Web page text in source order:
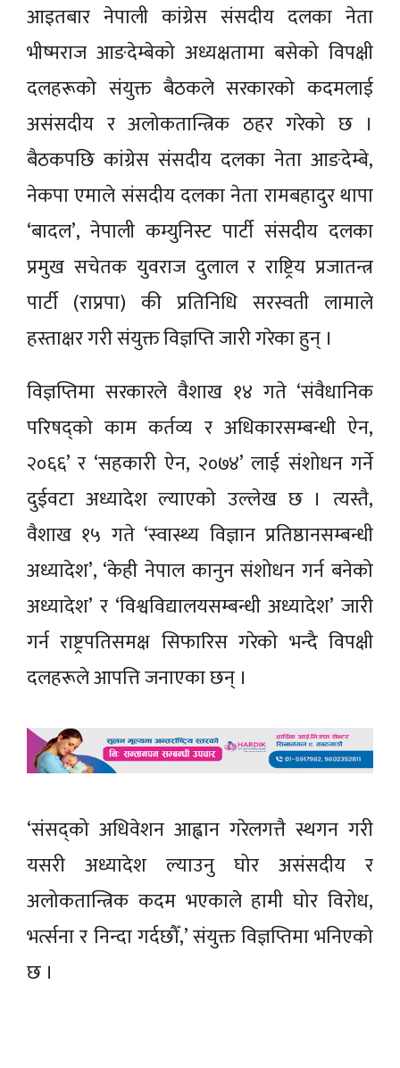
आइतबार नेपाली कांग्रेस संसदीय दलका नेता
भीष्मराज आङदेम्बेको अध्यक्षतामा बसेको विपक्षी
दलहरूको संयुक्त बैठकले सरकारको कदमलाई
असंसदीय र अलोकतान्त्रिक ठहर गरेको छ ।
बैठकपछि कांग्रेस संसदीय दलका नेता आङदेम्बे,
नेकपा एमाले संसदीय दलका नेता रामबहादुर थापा
‘बादल’, नेपाली कम्युनिस्ट पार्टी संसदीय दलका
प्रमुख सचेतक युवराज दुलाल र राष्ट्रिय प्रजातन्त्र
पार्टी (राप्रपा) की प्रतिनिधि सरस्वती लामाले
हस्ताक्षर गरी संयुक्त विज्ञप्ति जारी गरेका हुन् ।
विज्ञप्तिमा सरकारले वैशाख १४ गते ‘संवैधानिक
परिषद्को काम कर्तव्य र अधिकारसम्बन्धी ऐन,
२०६६’ र ‘सहकारी ऐन, २०७४’ लाई संशोधन गर्ने
दुईवटा अध्यादेश ल्याएको उल्लेख छ । त्यस्तै,
वैशाख १५ गते ‘स्वास्थ्य विज्ञान प्रतिष्ठानसम्बन्धी
अध्यादेश’, ‘केही नेपाल कानुन संशोधन गर्न बनेको
अध्यादेश’ र ‘विश्वविद्यालयसम्बन्धी अध्यादेश’ जारी
गर्न राष्ट्रपतिसमक्ष सिफारिस गरेको भन्दै विपक्षी
दलहरूले आपत्ति जनाएका छन् ।
‘संसद्को अधिवेशन आह्वान गरेलगत्तै स्थगन गरी
यसरी अध्यादेश ल्याउनु घोर असंसदीय र
अलोकतान्त्रिक कदम भएकाले हामी घोर विरोध,
भर्त्सना र निन्दा गर्दछौँ,’ संयुक्त विज्ञप्तिमा भनिएको
छ ।